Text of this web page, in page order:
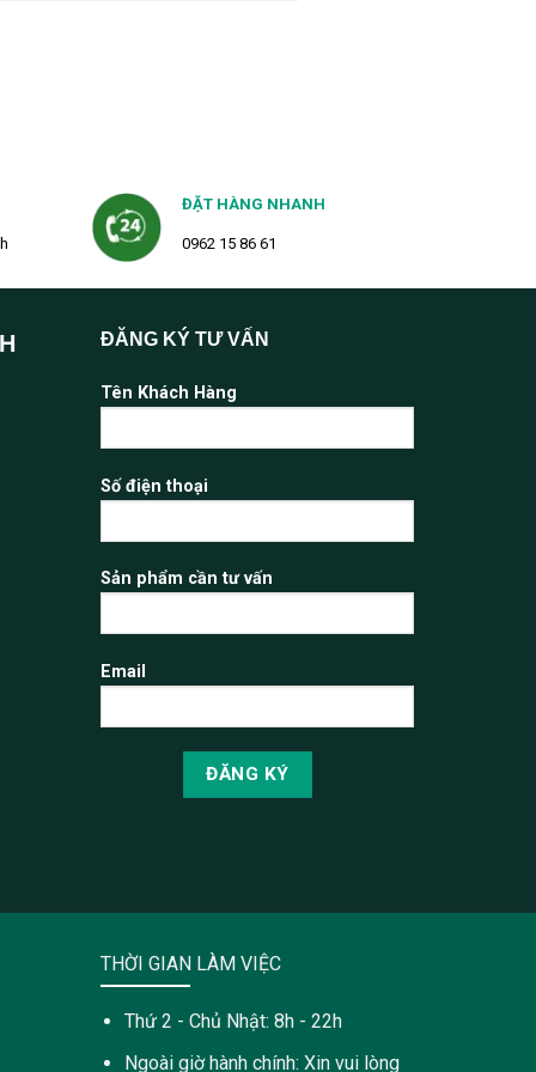
ĐẶT HÀNG NHANH
0962 15 86 61
ĐĂNG KÝ TƯ VẤN
Tên Khách Hàng
Số điện thoại
Sản phẩm cần tư vấn
Email
THỜI GIAN LÀM VIỆC
Thứ 2 - Chủ Nhật: 8h - 22h
Ngoài giờ hành chính: Xin vui lòng